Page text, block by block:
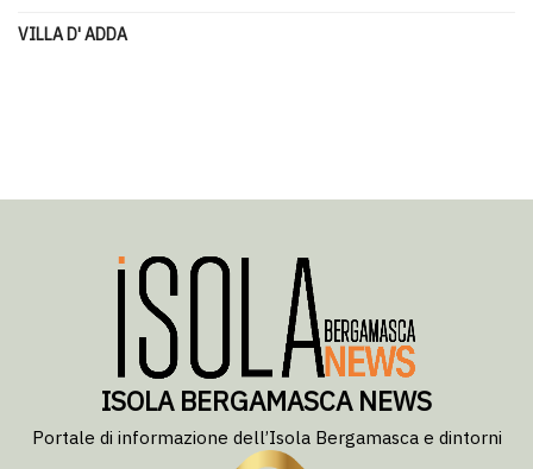
VILLA D' ADDA
ISOLA BERGAMASCA NEWS
Portale di informazione dell’Isola Bergamasca e dintorni